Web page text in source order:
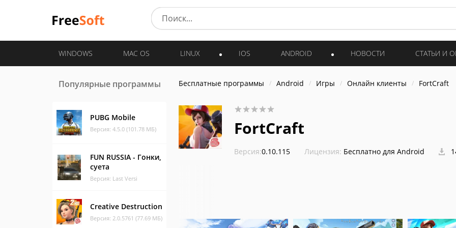
WINDOWS MAC OS LINUX IOS ANDROID НОВОСТИ СТАТЬИ И
Популярные программы
PUBG Mobile
Версия: 4.5.0 (101.78 МБ)
FUN RUSSIA - Гонки,
cуета
Версия: Last Versi
Creative Destruction
Версия: 2.0.5761 (77.69 МБ)
Бесплатные программы Android Игры Онлайн клиенты FortCraft
FortCraft
Версия:0.10.115 Лицензия: Бесплатно для Android